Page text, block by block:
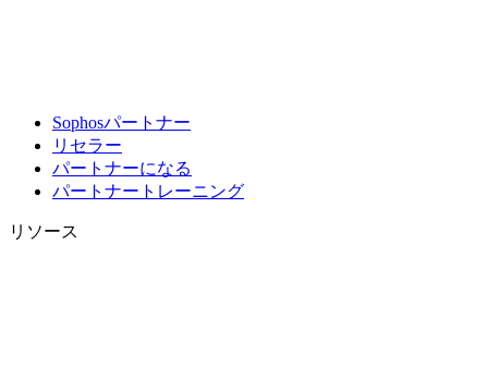
Sophosパートナー
リセラー
パートナーになる
パートナートレーニング
リソース